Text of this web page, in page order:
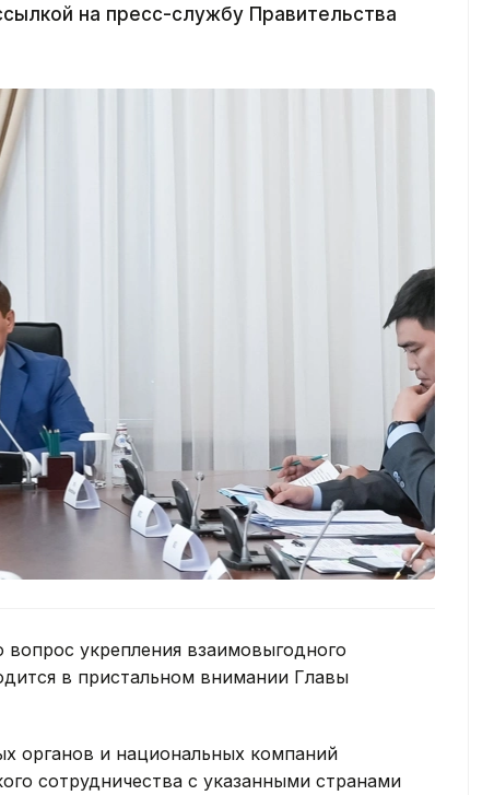
на пресс-службу Правительства
укрепления взаимовыгодного
в пристальном внимании Главы
органов и национальных компаний
сотрудничества с указанными странами